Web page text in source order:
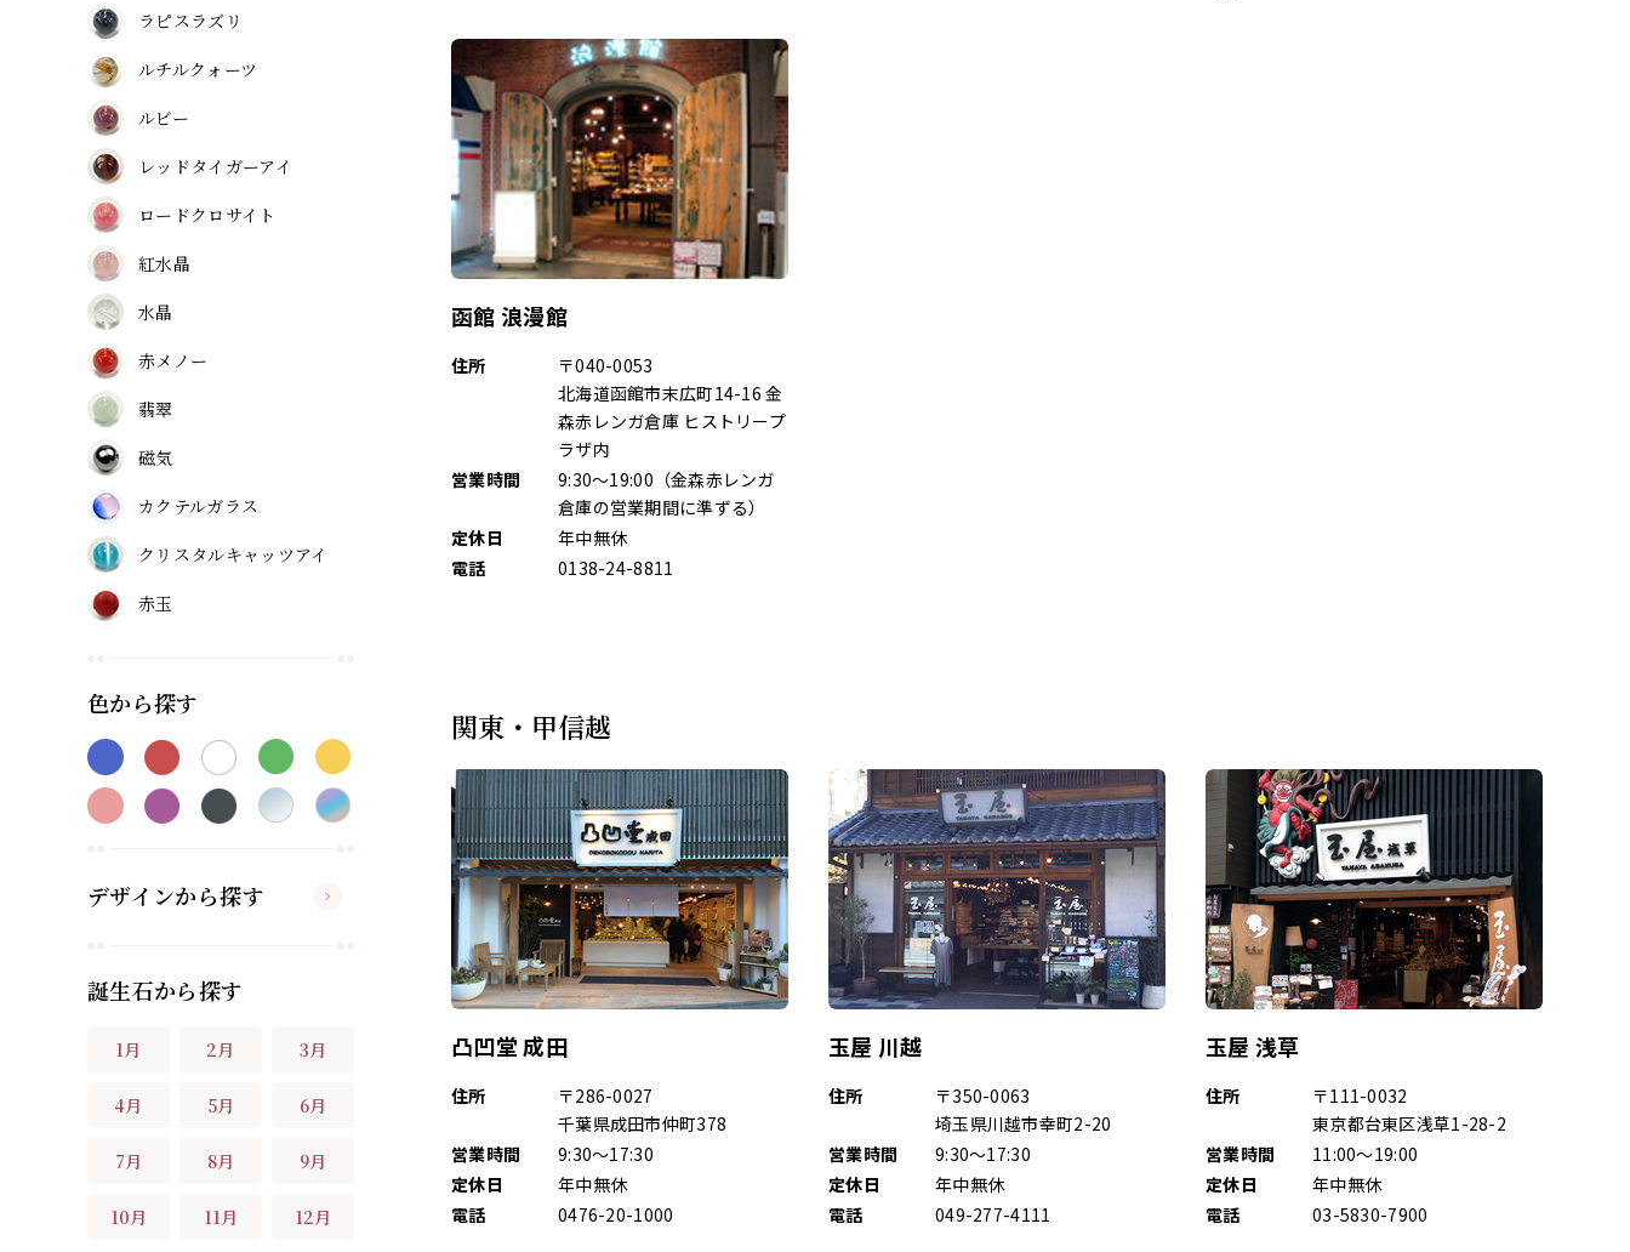
函館 浪漫館
住所
〒040-0053
北海道函館市末広町14-16 金
森赤レンガ倉庫 ヒストリープ
ラザ内
営業時間
9:30～19:00（金森赤レンガ
倉庫の営業期間に準ずる）
定休日
年中無休
電話
0138-24-8811
関東・甲信越
凸凹堂 成田
住所
〒286-0027
千葉県成田市仲町378
営業時間
9:30～17:30
定休日
年中無休
電話
0476-20-1000
玉屋 川越
住所
〒350-0063
埼玉県川越市幸町2-20
営業時間
9:30～17:30
定休日
年中無休
電話
049-277-4111
玉屋 浅草
住所
〒111-0032
東京都台東区浅草1-28-2
営業時間
11:00～19:00
定休日
年中無休
電話
03-5830-7900
ラピスラズリ
ルチルクォーツ
ルビー
レッドタイガーアイ
ロードクロサイト
紅水晶
水晶
赤メノー
翡翠
磁気
カクテルガラス
クリスタルキャッツアイ
赤玉
色から探す
デザインから探す
誕生石から探す
1月 2月 3月
4月 5月 6月
7月 8月 9月
10月 11月 12月